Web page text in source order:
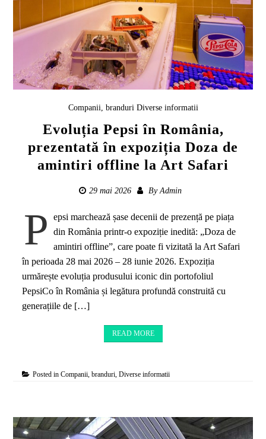
Companii, branduri Diverse informatii
Evoluția Pepsi în România,
prezentată în expoziția Doza de
amintiri offline la Art Safari
29 mai 2026 By Admin
P
epsi marchează șase decenii de prezență pe piața
din România printr-o expoziție inedită: „Doza de
amintiri offline”, care poate fi vizitată la Art Safari
în perioada 28 mai 2026 – 28 iunie 2026. Expoziția
urmărește evoluția produsului iconic din portofoliul
PepsiCo în România și legătura profundă construită cu
generațiile de […]
READ MORE
Posted inCompanii, branduri ,Diverse informatii